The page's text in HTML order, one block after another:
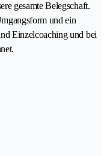
gesamte Belegschaft.
und ein
Einzelcoaching und bei